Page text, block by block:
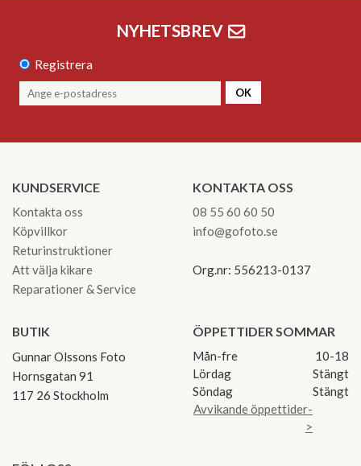
NYHETSBREV
Registrera
OK
KUNDSERVICE
Kontakta oss
Köpvillkor
Returinstruktioner
Att välja kikare
Reparationer & Service
KONTAKTA OSS
08 55 60 60 50
info@gofoto.se
Org.nr: 556213-0137
BUTIK
Gunnar Olssons Foto
Hornsgatan 91
117 26 Stockholm
ÖPPETTIDER SOMMAR
Mån-fre
10-18
Lördag
Stängt
Söndag
Stängt
Avvikande öppettider-
>